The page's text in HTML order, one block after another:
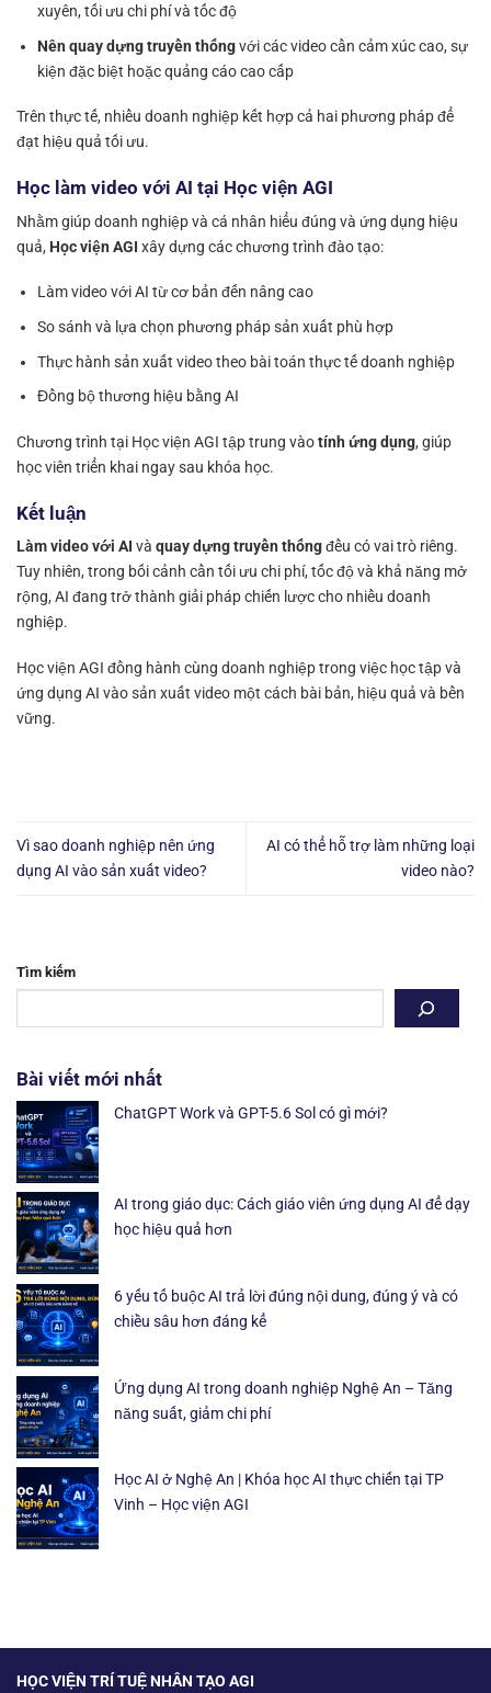
xuyên, tối ưu chi phí và tốc độ
Nên quay dựng truyền thốngvới các video cần cảm xúc cao, sự
kiện đặc biệt hoặc quảng cáo cao cấp
Trên thực tế, nhiều doanh nghiệp kết hợp cả hai phương pháp để
đạt hiệu quả tối ưu.
Học làm video với AI tại Học viện AGI
Nhằm giúp doanh nghiệp và cá nhân hiểu đúng và ứng dụng hiệu
quả, Học viện AGI xây dựng các chương trình đào tạo:
Làm video với AI từ cơ bản đến nâng cao
So sánh và lựa chọn phương pháp sản xuất phù hợp
Thực hành sản xuất video theo bài toán thực tế doanh nghiệp
Đồng bộ thương hiệu bằng AI
Chương trình tại Học viện AGI tập trung vàotính ứng dụng, giúp
học viên triển khai ngay sau khóa học.
Kết luận
Làm video với AI và quay dựng truyền thốngđều có vai trò riêng.
Tuy nhiên, trong bối cảnh cần tối ưu chi phí, tốc độ và khả năng mở
rộng, AI đang trở thành giải pháp chiến lược cho nhiều doanh
nghiệp.
Học viện AGI đồng hành cùng doanh nghiệp trong việc học tập và
ứng dụng AI vào sản xuất video một cách bài bản, hiệu quả và bền
vững.
Vì sao doanh nghiệp nên ứng
dụng AI vào sản xuất video?
AI có thể hỗ trợ làm những loại
video nào?
Tìm kiếm
Bài viết mới nhất
ChatGPT Work và GPT-5.6 Sol có gì mới?
AI trong giáo dục: Cách giáo viên ứng dụng AI để dạy
học hiệu quả hơn
6 yếu tố buộc AI trả lời đúng nội dung, đúng ý và có
chiều sâu hơn đáng kể
Ứng dụng AI trong doanh nghiệp Nghệ An – Tăng
năng suất, giảm chi phí
Học AI ở Nghệ An | Khóa học AI thực chiến tại TP
Vinh – Học viện AGI
HỌC VIỆN TRÍ TUỆ NHÂN TẠO AGI